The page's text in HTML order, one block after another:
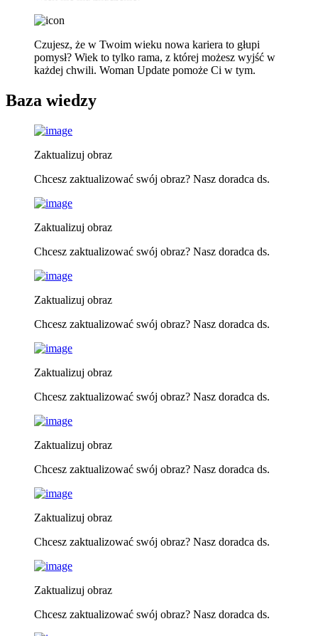
Czujesz, że w Twoim wieku nowa kariera to głupi
pomysł? Wiek to tylko rama, z której możesz wyjść w
każdej chwili. Woman Update pomoże Ci w tym.
Baza wiedzy
Zaktualizuj obraz
Chcesz zaktualizować swój obraz? Nasz doradca ds.
Zaktualizuj obraz
Chcesz zaktualizować swój obraz? Nasz doradca ds.
Zaktualizuj obraz
Chcesz zaktualizować swój obraz? Nasz doradca ds.
Zaktualizuj obraz
Chcesz zaktualizować swój obraz? Nasz doradca ds.
Zaktualizuj obraz
Chcesz zaktualizować swój obraz? Nasz doradca ds.
Zaktualizuj obraz
Chcesz zaktualizować swój obraz? Nasz doradca ds.
Zaktualizuj obraz
Chcesz zaktualizować swój obraz? Nasz doradca ds.